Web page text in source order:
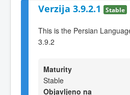
Verzija 3.9.2.1 Stable
This is the Persian
3.9.2
Maturity
Stable
Objavljeno na